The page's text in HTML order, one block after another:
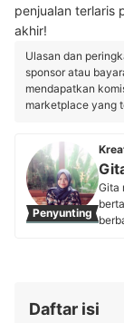
penjualan terlaris
akhir!
Ulasan dan
sponsor atau
mendapatkan
marketplace yang
Penyunting
Gita
Daftar isi